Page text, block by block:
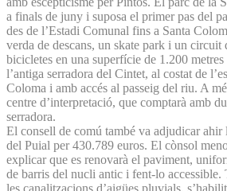
a finals de juny i suposa el primer pas del
des de l’Estadi Comunal fins a Santa
verda de descans, un skate park i un circuit
bicicletes en una superfície de 1.200
l’antiga serradora del Cintet, al costat de
Coloma i amb accés al passeig del riu. A
centre d’interpretació, que comptarà amb
serradora.
El consell de comú també va adjudicar ahir
del Puial per 430.789 euros. El cònsol
explicar que es renovarà el paviment,
de barris del nucli antic i fent-lo accessible.
les canalitzacions d’aigües pluvials,